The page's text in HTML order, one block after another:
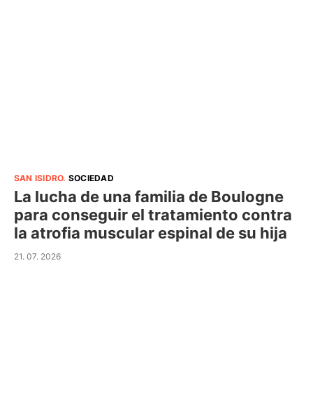
SAN ISIDRO. SOCIEDAD
La lucha de una familia de Boulogne
para conseguir el tratamiento contra
la atrofia muscular espinal de su hija
21. 07. 2026